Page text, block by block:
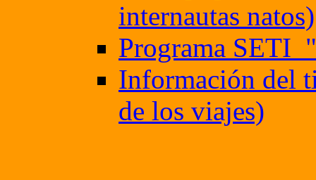
internautas natos)
Programa SETI
Información del
de los viajes)